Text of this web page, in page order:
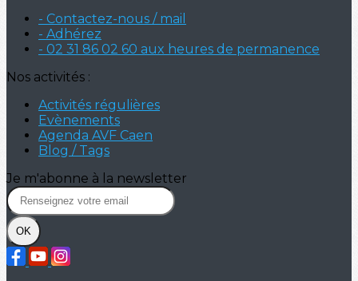
- Contactez-nous / mail
- Adhérez
- 02 31 86 02 60 aux heures de permanence
Nos activités :
Activités régulières
Evènements
Agenda AVF Caen
Blog / Tags
Je m'abonne à la newsletter
OK